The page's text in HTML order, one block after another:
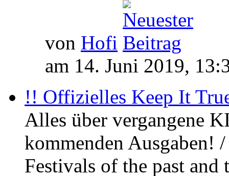
von Hofi
am 14. Juni 2019,
!! Offizielles Keep It
Alles über vergangene
kommenden Ausgaben!
Festivals of the past